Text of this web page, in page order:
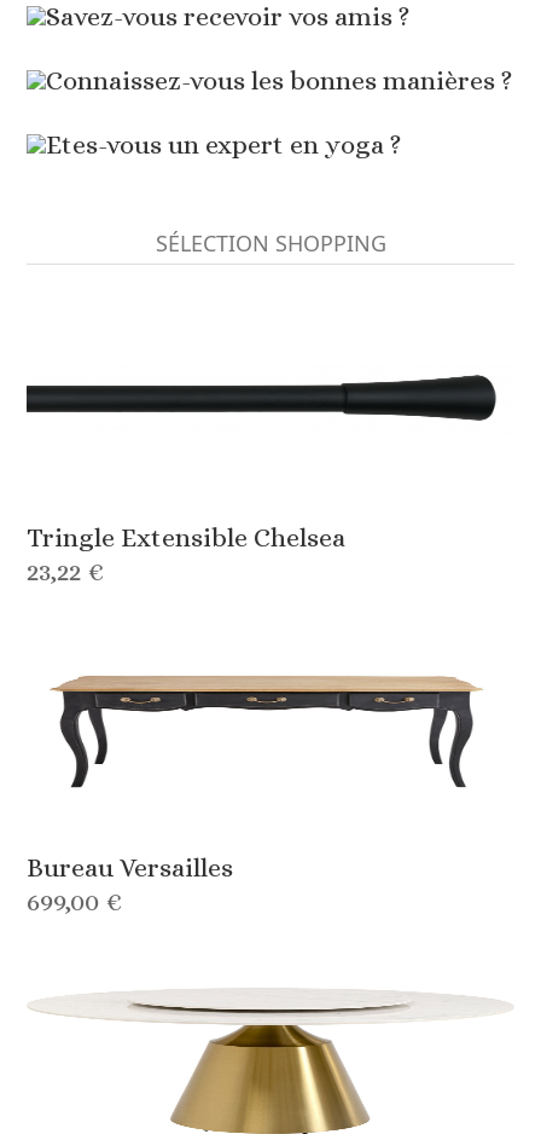
Savez-vous recevoir vos amis ?
Connaissez-vous les bonnes manières ?
Etes-vous un expert en yoga ?
SÉLECTION SHOPPING
Tringle Extensible Chelsea
23,22 €
Bureau Versailles
699,00 €